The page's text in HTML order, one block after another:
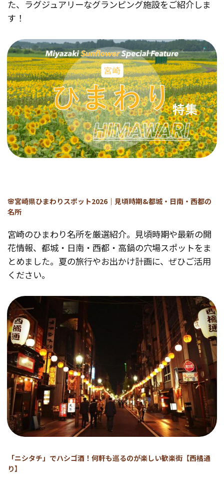
た、ラグジュアリーなグランピング施設をご紹介しま
す！
🌸宮崎県ひまわりスポット2026｜見頃時期&都城・日南・西都の
名所
宮崎のひまわり名所を厳選紹介。見頃時期や最新の開
花情報、都城・日南・西都・高鍋の穴場スポットをま
とめました。夏の旅行やお出かけ計画に、ぜひご活用
ください。
「ニシタチ」でハシゴ酒！何軒も巡るのが楽しい歓楽街【西橘通
り】